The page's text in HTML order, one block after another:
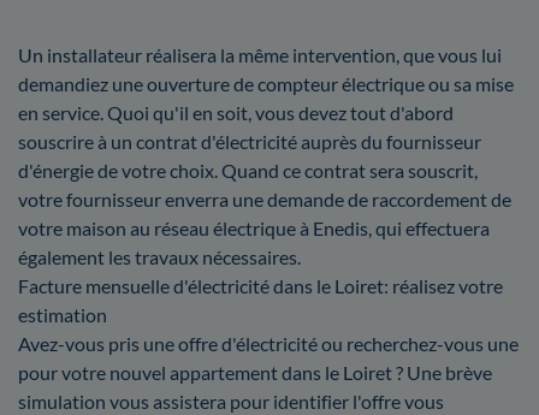
Un installateur réalisera la même intervention, que vous lui
demandiez une ouverture de compteur électrique ou sa mise
en service. Quoi qu'il en soit, vous devez tout d'abord
souscrire à un contrat d'électricité auprès du fournisseur
d'énergie de votre choix. Quand ce contrat sera souscrit,
votre fournisseur enverra une demande de raccordement de
votre maison au réseau électrique à Enedis, qui effectuera
également les travaux nécessaires.
Facture mensuelle d'électricité dans le Loiret: réalisez votre
estimation
Avez-vous pris une offre d'électricité ou recherchez-vous une
pour votre nouvel appartement dans le Loiret ? Une brève
simulation vous assistera pour identifier l'offre vous